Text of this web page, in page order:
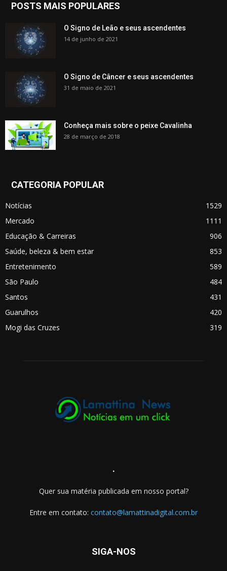
POSTS MAIS POPULARES
O Signo de Leão e seus ascendentes
14 de junho de 2021
O Signo de Câncer e seus ascendentes
31 de maio de 2021
Conheça mais sobre o peixe Cavalinha
28 de março de 2018
CATEGORIA POPULAR
Notícias
1529
Mercado
1111
Educação & Carreiras
906
Saúde, beleza & bem estar
853
Entretenimento
589
São Paulo
484
Santos
431
Guarulhos
420
Mogi das Cruzes
319
.
Quer sua matéria publicada em nosso portal?
Entre em contato: contato@lamattinadigital.com.br
SIGA-NOS